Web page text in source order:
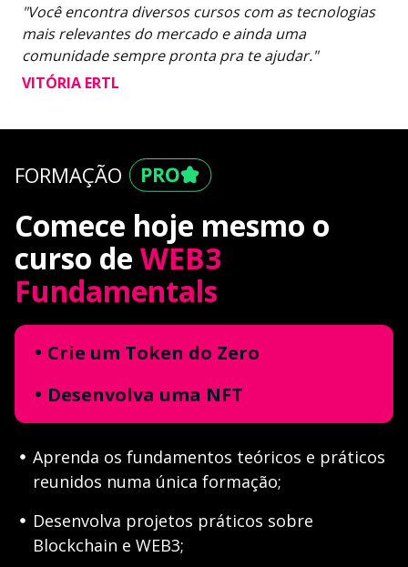
"Você encontra diversos cursos com as tecnologias
mais relevantes do mercado e ainda uma
comunidade sempre pronta pra te ajudar."
VITÓRIA ERTL
FORMAÇÃO
Comece hoje mesmo o
curso de WEB3
Fundamentals
Crie um Token do Zero
Desenvolva uma NFT
Aprenda os fundamentos teóricos e práticos
reunidos numa única formação;
Desenvolva projetos práticos sobre
Blockchain e WEB3;